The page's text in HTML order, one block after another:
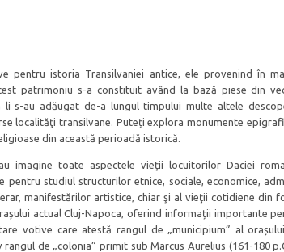
pentru istoria Transilvaniei antice, ele provenind în
patrimoniu s-a constituit având la bază piese din
s-au adăugat de-a lungul timpului multe altele
localităţi transilvane. Puteți explora monumente
din această perioadă istorică.
imagine toate aspectele vieţii locuitorilor Daciei
pentru studiul structurilor etnice, sociale, economice,
manifestărilor artistice, chiar şi al vieţii cotidiene din
actual Cluj-Napoca, oferind informații importante
votive care atestă rangul de „municipium” al
de „colonia” primit sub Marcus Aurelius (161-180